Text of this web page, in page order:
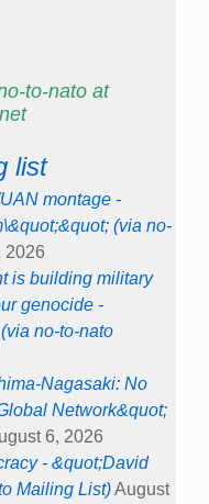
to-nato at
list
montage -
(via no-
2026
is building military
genocide -
no-to-nato
Nagasaki: No
Network&quot;
6, 2026
- &quot;David
Mailing List)August